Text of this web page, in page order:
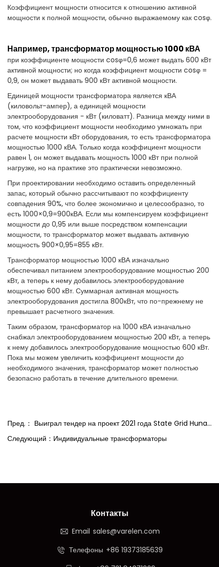
Коэффициент мощности относится к отношению активной
мощности к полной мощности, обычно выражаемому как cosφ.
Например, трансформатор мощностью 1000 кВА
при коэффициенте мощности cosφ=0,6 может выдать 600 кВт
активной мощности; но когда коэффициент мощности cosφ =
0,9, он может выдавать 900 кВт активной мощности.
Единицей мощности трансформатора является кВА
(киловольт-ампер), а единицей мощности
электрооборудования - кВт (киловатт). Разница между ними в
том, что коэффициент мощности необходимо умножать при
расчете мощности кВт оборудования, то есть трансформатора
мощностью 1000 кВА. Только когда коэффициент мощности
равен 1, он может выдавать мощность 1000 кВт при полной
нагрузке, но на практике это практически невозможно.
При проектировании необходимо оставить определенный
запас, который обычно рассчитывают по коэффициенту
совпадения 90%, что более экономично и целесообразно, то
есть 1000×0,9=900кВА. Если мы компенсируем коэффициент
мощности до 0,95 или выше посредством компенсации
мощности, то трансформатор может выдавать активную
мощность 900×0,95=855 кВт.
Трансформатор мощностью 1000 кВА изначально
обеспечивал питанием электрооборудование мощностью 200
кВт, а теперь к нему добавилось электрооборудование
мощностью 600 кВт. Суммарная активная мощность
электрооборудования достигла 800кВт, что по-прежнему не
превышает расчетного значения.
Таким образом, трансформатор на 1000 кВА изначально
снабжал электрооборудованием мощностью 200 кВт, а теперь
к нему добавилось электрооборудование мощностью 600 кВт.
Пока мы можем увеличить коэффициент мощности до
необходимого значения, трансформатор может полностью
безопасно работать в течение длительного времени.
Пред.： Выиграл тендер на проект 2021 года State Grid Hunan Electric Power.
Следующий：Индивидуальные трансформаторы
Контакты
Email sales@varelen.com
Телефоны +86 19373185639